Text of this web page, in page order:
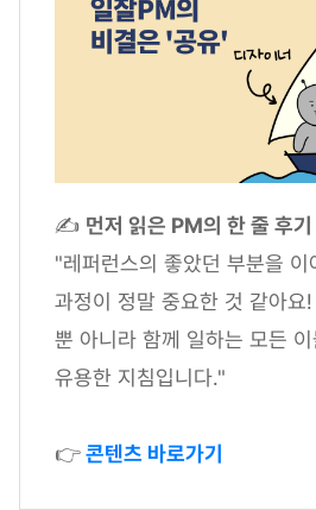
✍ 먼저 읽은 PM의 한 줄 후기
"레퍼런스의 좋았던 부분을 이
과정이 정말 중요한 것 같아요
뿐 아니라 함께 일하는 모든
유용한 지침입니다."
👉콘텐츠 바로가기